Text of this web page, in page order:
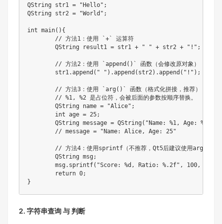
QString str1 = "Hello" ;
QString str2 = "World" ;
int main( ) {
// 方法1：使用 `+` 运算符
	QString result1
= str1 + " " + str2 + "!" ;
// 方法2：使用 `append()` 函数（会修改原对象）
	str1
.append ( " " ) .append ( str2 ) .append ( "!" ) ;
// 方法3：使用 `arg()` 函数（格式化拼接，推荐）
// %1, %2 是占位符，会被后面的参数按顺序替换。
	QString name
= "Alice" ;
int age = 25;
	QString message
= QString ( "Name: %1, Age: %2"
// message = "Name: Alice, Age: 25"
// 方法4：使用sprintf（不推荐，Qt5后建议使用arg）
	QString msg
;
	msg
. sprintf( "Score: %d, Ratio: %.2f" , 100 ,
return 0;
}
2. 字符串查询 与 判断